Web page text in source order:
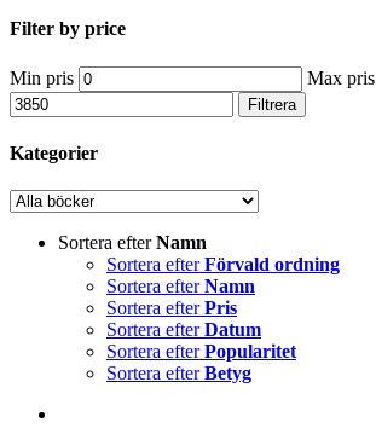
Filter by price
Min pris Max pris
Filtrera
Kategorier
Sortera efterNamn
Sortera efterFörvald ordning
Sortera efterNamn
Sortera efterPris
Sortera efterDatum
Sortera efterPopularitet
Sortera efterBetyg